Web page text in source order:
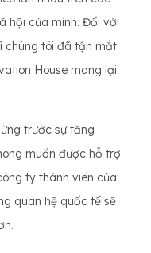
hội của mình. Đối với
chúng tôi đã tận mắt
House mang lại
trước sự tăng
muốn được hỗ trợ
ty thành viên của
quan hệ quốc tế sẽ